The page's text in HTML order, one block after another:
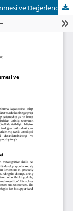
Erken Çocuklukta Üstbilişin Doğası, Desteklenmesi ve Değerlendirilmesi